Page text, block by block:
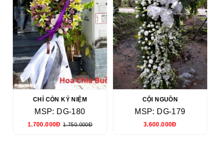
CHỈ CÒN KỶ NIỆM
MSP: DG-180
1.700.000Đ 1.750.000Đ
CỘI NGUỒN
MSP: DG-179
3.600.000Đ